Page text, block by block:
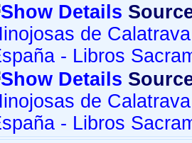
de
- Libros
de
- Libros